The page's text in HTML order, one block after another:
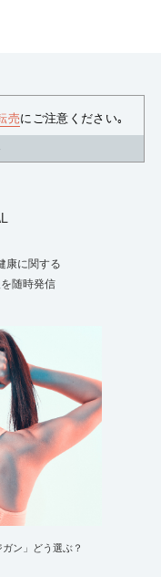
売にご注意ください｡
康に関する
随時発信
ン」どう選ぶ？